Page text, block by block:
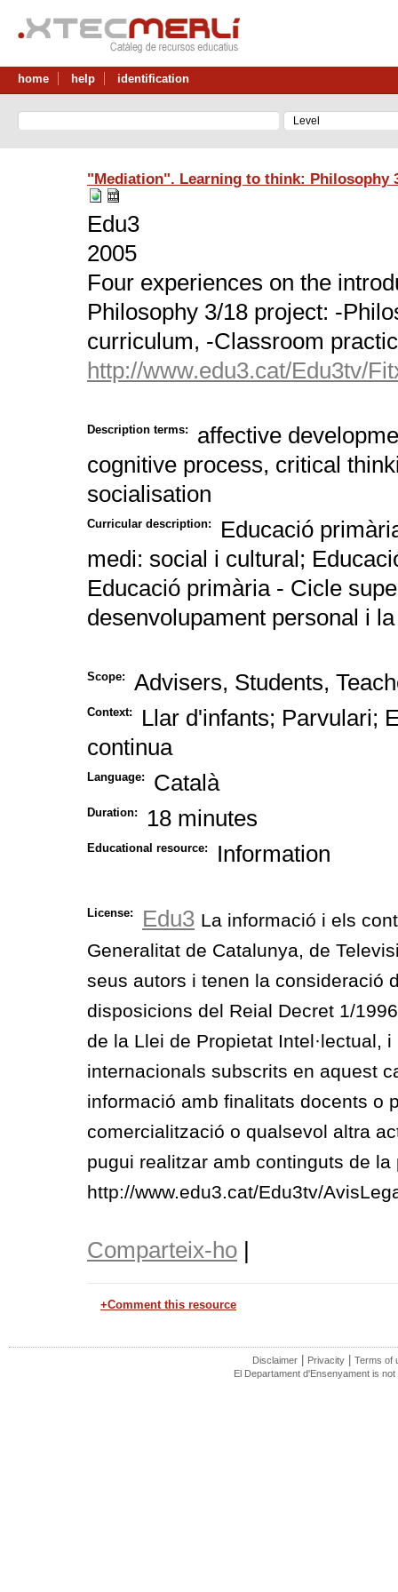
home help identification
"Mediation". Learning to think: Philosophy
Edu3
2005
Four experiences on the
Philosophy 3/18 project: -
curriculum, -Classroom
http://www.edu3.cat/Edu3tv/
Description terms:
affective
cognitive process, critical
socialisation
Curricular description:
Educació
medi: social i cultural;
Educació primària - Cicle
desenvolupament personal i
Scope: Advisers, Students,
Context:
Llar d'infants; Parvulari;
continua
Language: Català
Duration: 18 minutes
Educational resource: Information
License: Edu3 La informació i els
Generalitat de Catalunya, de
seus autors i tenen la consideració
disposicions del Reial Decret 1/
de la Llei de Propietat Intel·lectual,
internacionals subscrits en aquest
informació amb finalitats docents o
comercialització o qualsevol altra
pugui realitzar amb continguts de
http://www.edu3.cat/Edu3tv/
Comparteix-ho |
+Comment this resource
Disclaimer | Privacity | Terms of
El Departament d'Ensenyament is